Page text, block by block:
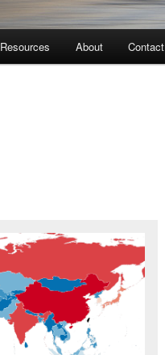
Resources About Contact